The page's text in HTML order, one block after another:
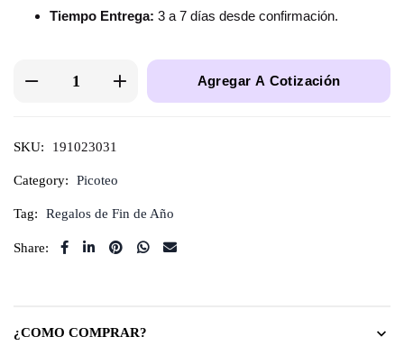
Tiempo Entrega: 3 a 7 días desde confirmación.
Agregar A Cotización
SKU: 191023031
Category: Picoteo
Tag: Regalos de Fin de Año
Share:
¿COMO COMPRAR?